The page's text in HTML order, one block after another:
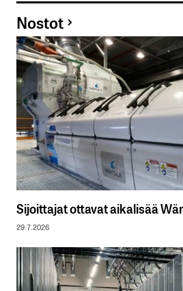
Nostot
Sijoittajat ottavat aikalisää
29.7.2026